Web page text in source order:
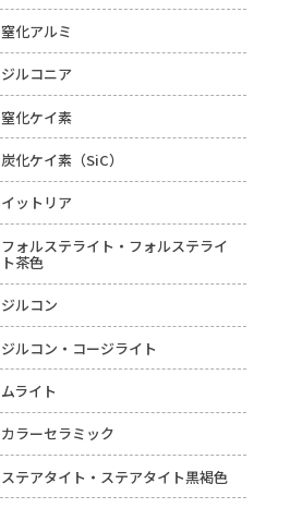
窒化アルミ
ジルコニア
窒化ケイ素
炭化ケイ素（SiC）
イットリア
フォルステライト・フォルステライ
ト茶色
ジルコン
ジルコン・コージライト
ムライト
カラーセラミック
ステアタイト・ステアタイト黒褐色